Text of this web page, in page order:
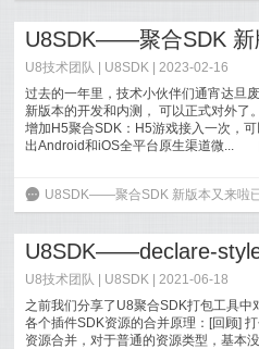
U8SDK——聚合SDK 新
U8技术团队 U8SDK | 2023-02-16
过去的一年里，技术小伙伴们通宵达旦
新版本的开发和内测， 可以正式对外了
增加H5聚合SDK：H5游戏接入一次，
出Android和iOS全平台原生渠道微...
6 U8SDK——聚合SDK 新版本又来啦
U8技术团队 U8SDK | 2021-06-18
之前我们分享了U8聚合SDK打包工具
各个插件SDK资源的合并原理：[回顾]
资源合并，对于普通的资源类型，基本